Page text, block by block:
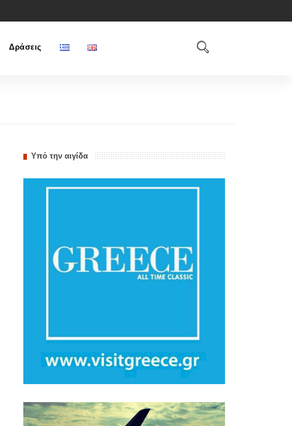
Δράσεις
Υπό την αιγίδα